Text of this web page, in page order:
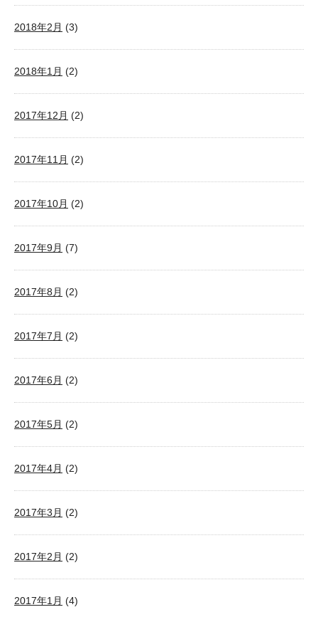
2018年2月 (3)
2018年1月 (2)
2017年12月 (2)
2017年11月 (2)
2017年10月 (2)
2017年9月 (7)
2017年8月 (2)
2017年7月 (2)
2017年6月 (2)
2017年5月 (2)
2017年4月 (2)
2017年3月 (2)
2017年2月 (2)
2017年1月 (4)